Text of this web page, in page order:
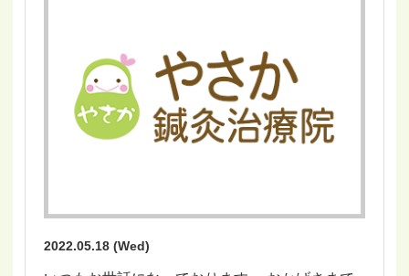
2022.05.18 (Wed)